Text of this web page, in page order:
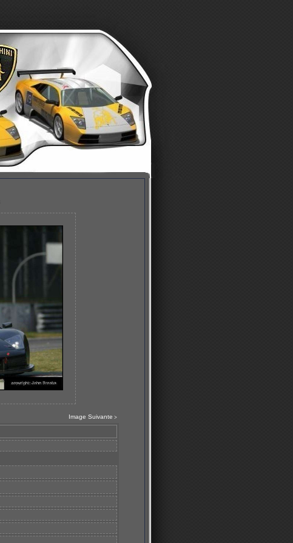
Image Suivante >